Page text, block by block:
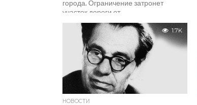
города. Ограничение затронет
участок дороги от...
1.7K
НОВОСТИ